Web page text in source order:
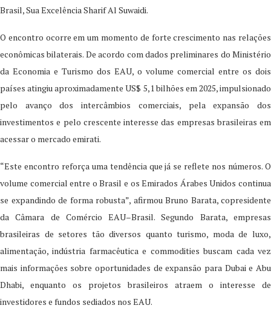
Brasil, Sua Excelência Sharif Al Suwaidi.
O encontro ocorre em um momento de forte crescimento nas relações
econômicas bilaterais. De acordo com dados preliminares do Ministério
da Economia e Turismo dos EAU, o volume comercial entre os dois
países atingiu aproximadamente US$ 5,1 bilhões em 2025, impulsionado
pelo avanço dos intercâmbios comerciais, pela expansão dos
investimentos e pelo crescente interesse das empresas brasileiras em
acessar o mercado emirati.
“Este encontro reforça uma tendência que já se reflete nos números. O
volume comercial entre o Brasil e os Emirados Árabes Unidos continua
se expandindo de forma robusta”, afirmou Bruno Barata, copresidente
da Câmara de Comércio EAU–Brasil. Segundo Barata, empresas
brasileiras de setores tão diversos quanto turismo, moda de luxo,
alimentação, indústria farmacêutica e commodities buscam cada vez
mais informações sobre oportunidades de expansão para Dubai e Abu
Dhabi, enquanto os projetos brasileiros atraem o interesse de
investidores e fundos sediados nos EAU.